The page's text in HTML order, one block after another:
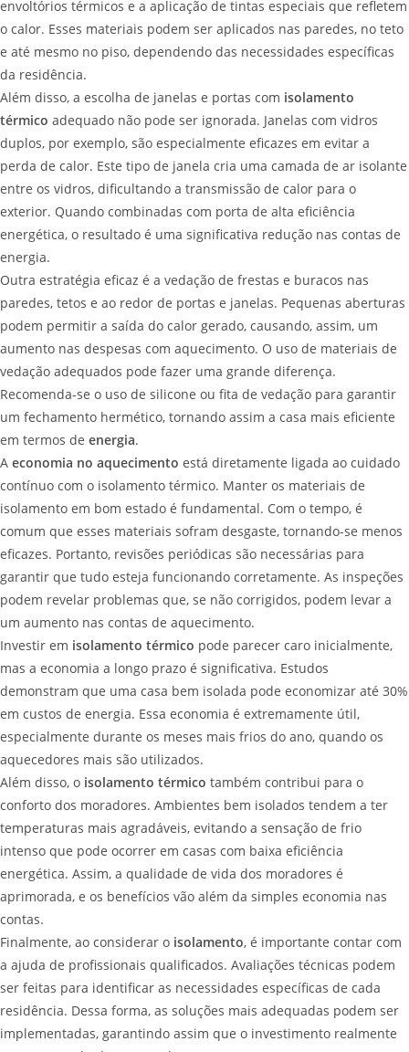
envoltórios térmicos e a aplicação de tintas especiais que refletem
o calor. Esses materiais podem ser aplicados nas paredes, no teto
e até mesmo no piso, dependendo das necessidades específicas
da residência.
Além disso, a escolha de janelas e portas com isolamento
térmico adequado não pode ser ignorada. Janelas com vidros
duplos, por exemplo, são especialmente eficazes em evitar a
perda de calor. Este tipo de janela cria uma camada de ar isolante
entre os vidros, dificultando a transmissão de calor para o
exterior. Quando combinadas com porta de alta eficiência
energética, o resultado é uma significativa redução nas contas de
energia.
Outra estratégia eficaz é a vedação de frestas e buracos nas
paredes, tetos e ao redor de portas e janelas. Pequenas aberturas
podem permitir a saída do calor gerado, causando, assim, um
aumento nas despesas com aquecimento. O uso de materiais de
vedação adequados pode fazer uma grande diferença.
Recomenda-se o uso de silicone ou fita de vedação para garantir
um fechamento hermético, tornando assim a casa mais eficiente
em termos de energia.
A economia no aquecimento está diretamente ligada ao cuidado
contínuo com o isolamento térmico. Manter os materiais de
isolamento em bom estado é fundamental. Com o tempo, é
comum que esses materiais sofram desgaste, tornando-se menos
eficazes. Portanto, revisões periódicas são necessárias para
garantir que tudo esteja funcionando corretamente. As inspeções
podem revelar problemas que, se não corrigidos, podem levar a
um aumento nas contas de aquecimento.
Investir em isolamento térmico pode parecer caro inicialmente,
mas a economia a longo prazo é significativa. Estudos
demonstram que uma casa bem isolada pode economizar até 30%
em custos de energia. Essa economia é extremamente útil,
especialmente durante os meses mais frios do ano, quando os
aquecedores mais são utilizados.
Além disso, o isolamento térmico também contribui para o
conforto dos moradores. Ambientes bem isolados tendem a ter
temperaturas mais agradáveis, evitando a sensação de frio
intenso que pode ocorrer em casas com baixa eficiência
energética. Assim, a qualidade de vida dos moradores é
aprimorada, e os benefícios vão além da simples economia nas
contas.
Finalmente, ao considerar o isolamento, é importante contar com
a ajuda de profissionais qualificados. Avaliações técnicas podem
ser feitas para identificar as necessidades específicas de cada
residência. Dessa forma, as soluções mais adequadas podem ser
implementadas, garantindo assim que o investimento realmente